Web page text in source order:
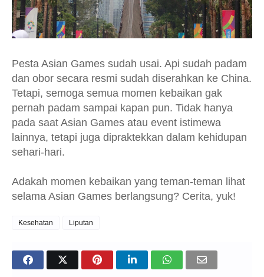
Pesta Asian Games sudah usai. Api sudah padam
dan obor secara resmi sudah diserahkan ke China.
Tetapi, semoga semua momen kebaikan gak
pernah padam sampai kapan pun. Tidak hanya
pada saat Asian Games atau event istimewa
lainnya, tetapi juga dipraktekkan dalam kehidupan
sehari-hari.
Adakah momen kebaikan yang teman-teman lihat
selama Asian Games berlangsung? Cerita, yuk!
Kesehatan Liputan